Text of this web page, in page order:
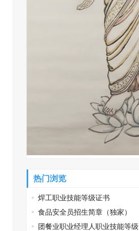
热门浏览
焊工职业技能等级证书
食品安全员招生简章（独家）
团餐业职业经理人职业技能等